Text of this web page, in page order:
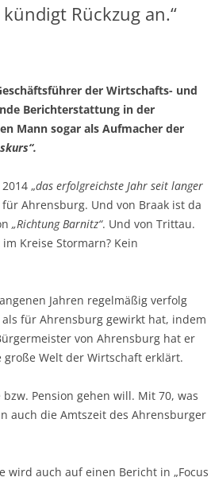
Rückzug an.“
der Wirtschafts- und
Berichterstattung in der
Mann sogar als Aufmacher der
„das erfolgreichste Jahr seit langer
Ahrensburg. Und von Braak ist da
„Richtung Barnitz“. Und von Trittau.
Kreise Stormarn? Kein
Jahren regelmäßig verfolg
für Ahrensburg gewirkt hat, indem
von Ahrensburg hat er
Welt der Wirtschaft erklärt.
Pension gehen will. Mit 70, was
auch die Amtszeit des Ahrensburger
wird auch auf einen Bericht in „Focus